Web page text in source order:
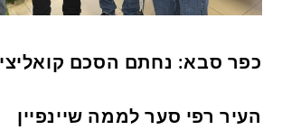
כפר סבא: נחתם הסכם
העיר רפי סער לממה שיינפיין